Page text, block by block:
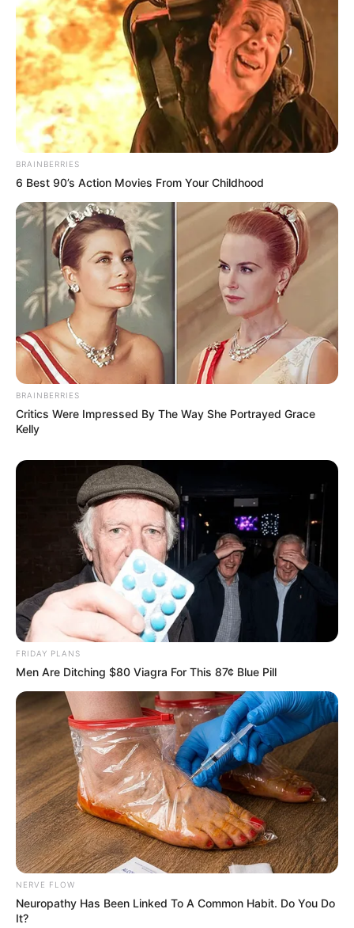
BRAINBERRIES
6 Best 90’s Action Movies From Your Childhood
BRAINBERRIES
Critics Were Impressed By The Way She Portrayed Grace
Kelly
FRIDAY PLANS
Men Are Ditching $80 Viagra For This 87¢ Blue Pill
NERVE FLOW
Neuropathy Has Been Linked To A Common Habit. Do You Do
It?